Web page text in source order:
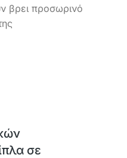
βρει προσωρινό
σε